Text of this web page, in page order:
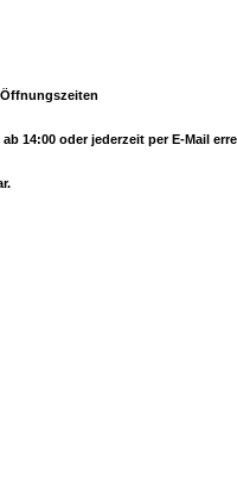
14:00 oder jederzeit per E-Mail